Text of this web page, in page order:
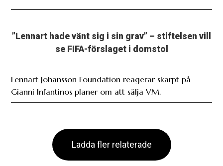
”Lennart hade vänt sig i sin grav” – stiftelsen vill
se FIFA-förslaget i domstol
Lennart Johansson Foundation reagerar skarpt på
Gianni Infantinos planer om att sälja VM.
Ladda fler relaterade